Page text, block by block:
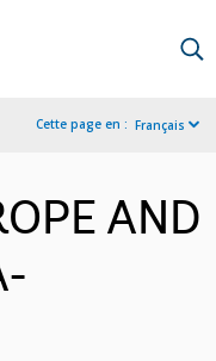
Cette page en : Français
AND